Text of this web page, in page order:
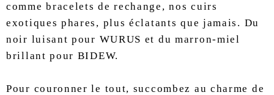
comme bracelets de rechange, nos cuirs
exotiques phares, plus éclatants que jamais. Du
noir luisant pour WURUS et du marron-miel
brillant pour BIDEW.
Pour couronner le tout, succombez au charme de